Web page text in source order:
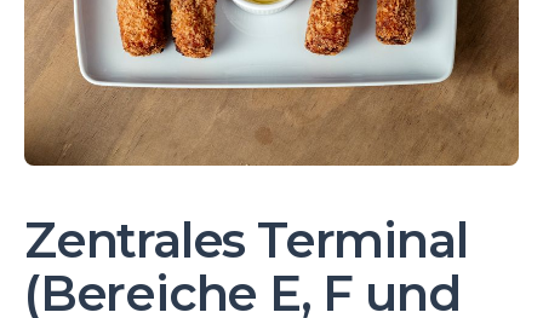
Zentrales Terminal
(Bereiche E, F und